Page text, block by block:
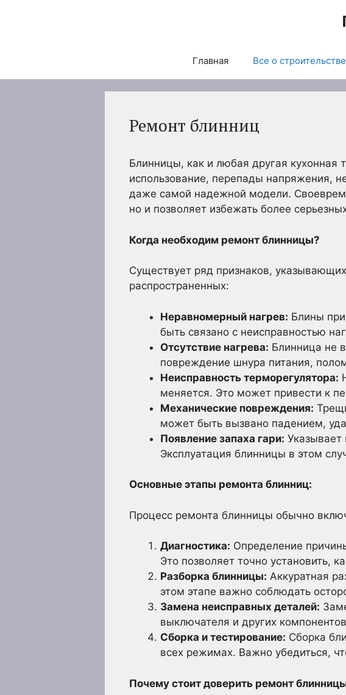
Главная Все о
Ремонт блинниц
Блинницы, как и любая другая кухонная
использование, перепады напряжения,
даже самой надежной модели.
но и позволяет избежать более
Когда необходим ремонт блинницы?
Существует ряд признаков,
распространенных:
Неравномерный нагрев: Блины
быть связано с неисправностью
Отсутствие нагрева: Блинница не
повреждение шнура питания,
Неисправность терморегулятора:
меняется. Это может привести к
Механические повреждения:
может быть вызвано падением,
Появление запаха гари: Указывает
Эксплуатация блинницы в этом
Основные этапы ремонта блинниц:
Процесс ремонта блинницы обычно
Диагностика: Определение
Это позволяет точно установить,
Разборка блинницы: Аккуратная
этом этапе важно соблюдать
Замена неисправных деталей:
выключателя и других
Сборка и тестирование: Сборка
всех режимах. Важно убедиться,
Почему стоит доверить ремонт